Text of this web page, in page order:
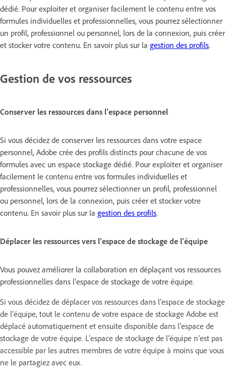
dédié. Pour exploiter et organiser facilement le contenu entre vos
formules individuelles et professionnelles, vous pourrez sélectionner
un profil, professionnel ou personnel, lors de la connexion, puis créer
et stocker votre contenu. En savoir plus sur la gestion des profils.
Gestion de vos ressources
Conserver les ressources dans l’espace personnel
Si vous décidez de conserver les ressources dans votre espace
personnel, Adobe crée des profils distincts pour chacune de vos
formules avec un espace stockage dédié. Pour exploiter et organiser
facilement le contenu entre vos formules individuelles et
professionnelles, vous pourrez sélectionner un profil, professionnel
ou personnel, lors de la connexion, puis créer et stocker votre
contenu. En savoir plus sur la gestion des profils.
Déplacer les ressources vers l’espace de stockage de l’équipe
Vous pouvez améliorer la collaboration en déplaçant vos ressources
professionnelles dans l’espace de stockage de votre équipe.
Si vous décidez de déplacer vos ressources dans l’espace de stockage
de l’équipe, tout le contenu de votre espace de stockage Adobe est
déplacé automatiquement et ensuite disponible dans l’espace de
stockage de votre équipe. L’espace de stockage de l’équipe n’est pas
accessible par les autres membres de votre équipe à moins que vous
ne le partagiez avec eux.